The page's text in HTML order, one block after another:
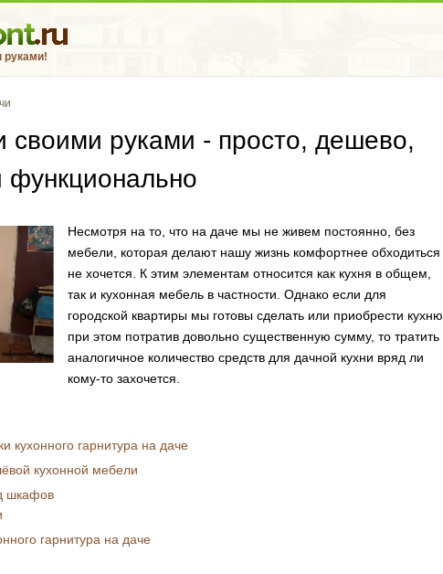
руками!
своими руками - просто, дешево,
функционально
Несмотря на то, что на даче мы не живем постоянно, без
мебели, которая делают нашу жизнь комфортнее обходиться
не хочется. К этим элементам относится как кухня в общем,
так и кухонная мебель в частности. Однако если для
городской квартиры мы готовы сделать или приобрести кухню,
при этом потратив довольно существенную сумму, то тратить
аналогичное количество средств для дачной кухни вряд ли
кому-то захочется.
кухонного гарнитура на даче
кухонной мебели
шкафов
гарнитура на даче